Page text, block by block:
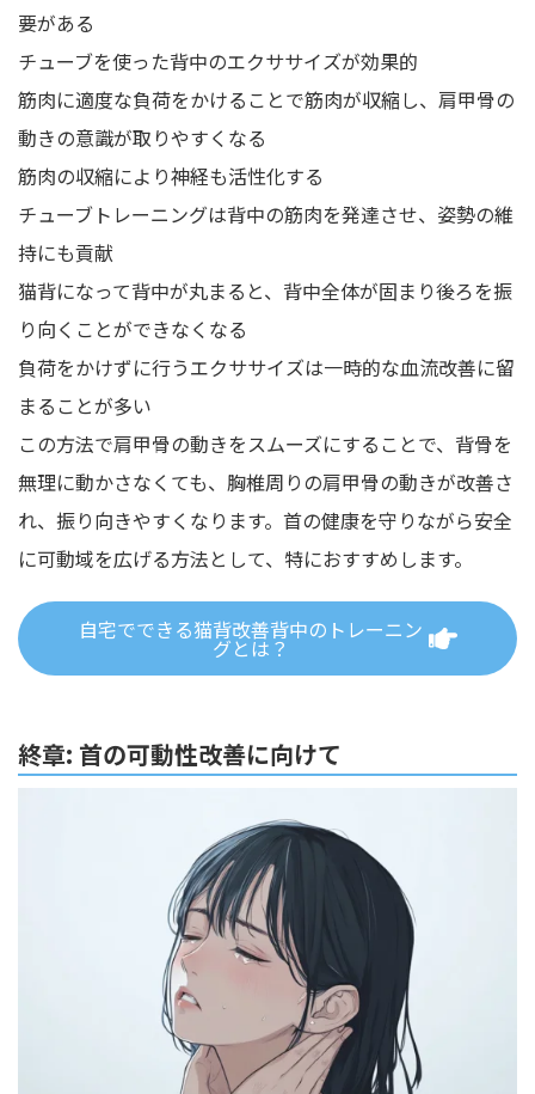
要がある
チューブを使った背中のエクササイズが効果的
筋肉に適度な負荷をかけることで筋肉が収縮し、肩甲骨の
動きの意識が取りやすくなる
筋肉の収縮により神経も活性化する
チューブトレーニングは背中の筋肉を発達させ、姿勢の維
持にも貢献
猫背になって背中が丸まると、背中全体が固まり後ろを振
り向くことができなくなる
負荷をかけずに行うエクササイズは一時的な血流改善に留
まることが多い
この方法で肩甲骨の動きをスムーズにすることで、背骨を
無理に動かさなくても、胸椎周りの肩甲骨の動きが改善さ
れ、振り向きやすくなります。首の健康を守りながら安全
に可動域を広げる方法として、特におすすめします。
自宅でできる猫背改善背中のトレーニン
グとは？
終章: 首の可動性改善に向けて